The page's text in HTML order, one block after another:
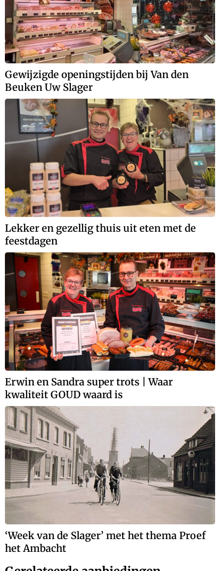
Gewijzigde openingstijden bij Van den
Beuken Uw Slager
Lekker en gezellig thuis uit eten met de
feestdagen
Erwin en Sandra super trots | Waar
kwaliteit GOUD waard is
‘Week van de Slager’ met het thema Proef
het Ambacht